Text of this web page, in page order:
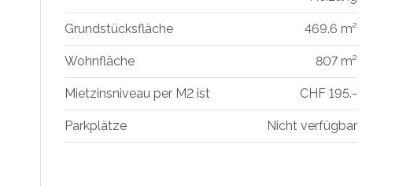
Grundstücksfläche 469.6 m²
Wohnfläche 807 m²
Mietzinsniveau per M2 ist CHF 195.-
Parkplätze Nicht verfügbar